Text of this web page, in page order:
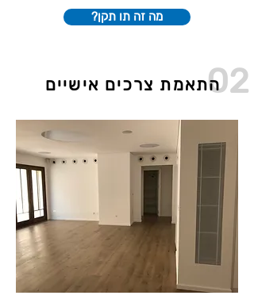
?מה זה תו תקן
02התאמת צרכים אישיים